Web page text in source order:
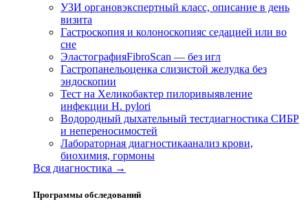
УЗИ органовэкспертный класс, описание в день
визита
Гастроскопия и колоноскопияс седацией или во
сне
ЭластографияFibroScan — без игл
Гастропанельоценка слизистой желудка без
эндоскопии
Тест на Хеликобактер пилоривыявление
инфекции H. pylori
Водородный дыхательный тестдиагностика СИБР
и непереносимостей
Лабораторная диагностикаанализ крови,
биохимия, гормоны
Вся диагностика →
Программы обследований